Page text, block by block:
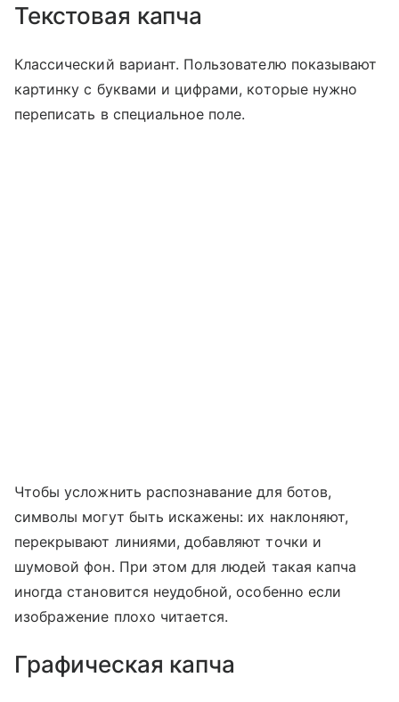
Текстовая капча
Классический вариант. Пользователю показывают
картинку с буквами и цифрами, которые нужно
переписать в специальное поле.
Чтобы усложнить распознавание для ботов,
символы могут быть искажены: их наклоняют,
перекрывают линиями, добавляют точки и
шумовой фон. При этом для людей такая капча
иногда становится неудобной, особенно если
изображение плохо читается.
Графическая капча